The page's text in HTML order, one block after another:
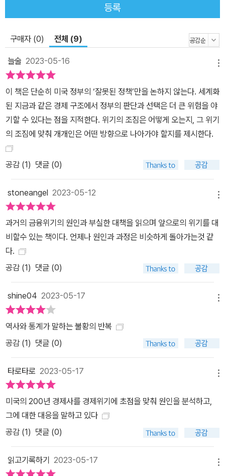
등록
구매자 (0) 전체 (9)
늘술 2023-05-16
이 책은 단순히 미국 정부의 ‘잘못된 정책’만을 논하지 않는다. 세계화
된 지금과 같은 경제 구조에서 정부의 판단과 선택은 더 큰 위험을 야
기할 수 있다는 점을 지적한다. 위기의 조짐은 어떻게 오는지, 그 위기
의 조짐에 맞춰 개개인은 어떤 방향으로 나아가야 할지를 제시한다.
공감 (1) 댓글 (0)
stoneangel 2023-05-12
과거의 금융위기의 원인과 부실한 대책을 읽으며 앞으로의 위기를 대
비할수 있는 책이다. 언제나 원인과 과정은 비슷하게 돌아가는것 같
다.
공감 (1) 댓글 (0)
shine04 2023-05-17
역사와 통계가 말하는 불황의 반복
공감 (1) 댓글 (0)
타로타로 2023-05-17
미국의 200년 경제사를 경제위기에 초점을 맞춰 원인을 분석하고,
그에 대한 대응을 말하고 있다
공감 (1) 댓글 (0)
읽고기록하기 2023-05-17